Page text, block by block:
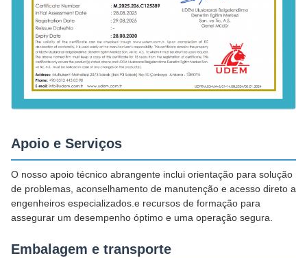
Apoio e Serviços
O nosso apoio técnico abrangente inclui orientação para solução
de problemas, aconselhamento de manutenção e acesso direto a
engenheiros especializados.e recursos de formação para
assegurar um desempenho óptimo e uma operação segura.
Embalagem e transporte